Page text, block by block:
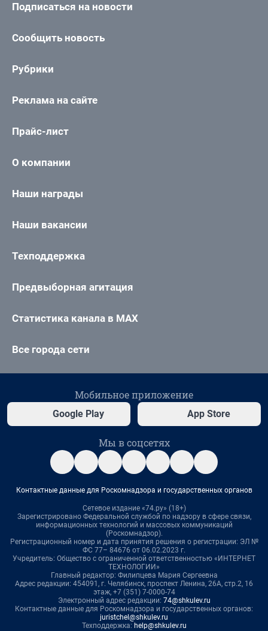
Подписаться на новости
Сообщить новость
Рубрики
Реклама на сайте
Прайс-лист
О компании
Наши награды
Наши вакансии
Техподдержка
Предвыборная агитация
Статистика канала в MAX
Все города сети
Мобильное приложение
Google Play App Store
Мы в соцсетях
Контактные данные для Роскомнадзора и государственных органов
Сетевое издание «74.ру» (18+)
Зарегистрировано Федеральной службой по надзору в сфере связи,
информационных технологий и массовых коммуникаций
(Роскомнадзор).
Регистрационный номер и дата принятия решения о регистрации: ЭЛ №
ФС 77– 84676 от 06.02.2023 г.
Учредитель: Общество с ограниченной ответственностью «ИНТЕРНЕТ
ТЕХНОЛОГИИ»
Главный редактор: Филипцева Мария Сергеевна
Адрес редакции: 454091, г. Челябинск, проспект Ленина, 26А, стр.2, 16
этаж, +7 (351) 7-0000-74
Электронный адрес редакции: 74@shkulev.ru
Контактные данные для Роскомнадзора и государственных органов:
juristchel@shkulev.ru
Техподдержка: help@shkulev.ru